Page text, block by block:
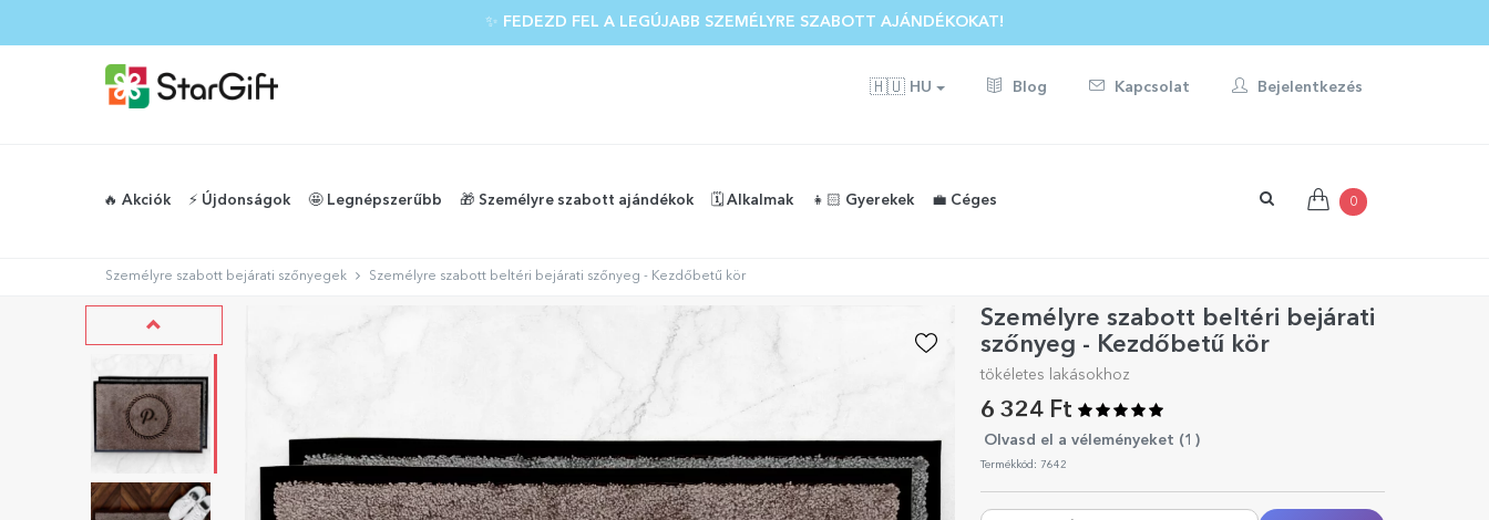
✨ FEDEZD FEL A LEGÚJABB SZEMÉLYRE SZABOTT AJÁNDÉKOKAT!
🇭🇺 HU Blog Kapcsolat Bejelentkezés
🔥 Akciók ⚡️ Újdonságok 🤩 Legnépszerűbb 🎁 Személyre szabott ajándékok 🗓️ Alkalmak 👧🏻 Gyerekek 💼 Céges 0
Személyre szabott bejárati szőnyegek Személyre szabott beltéri bejárati szőnyeg - Kezdőbetű kör
Személyre szabott beltéri bejárati
szőnyeg - Kezdőbetű kör
tökéletes lakásokhoz
6 324 Ft
Olvasd el a véleményeket (1 )
Termékkód: 7642